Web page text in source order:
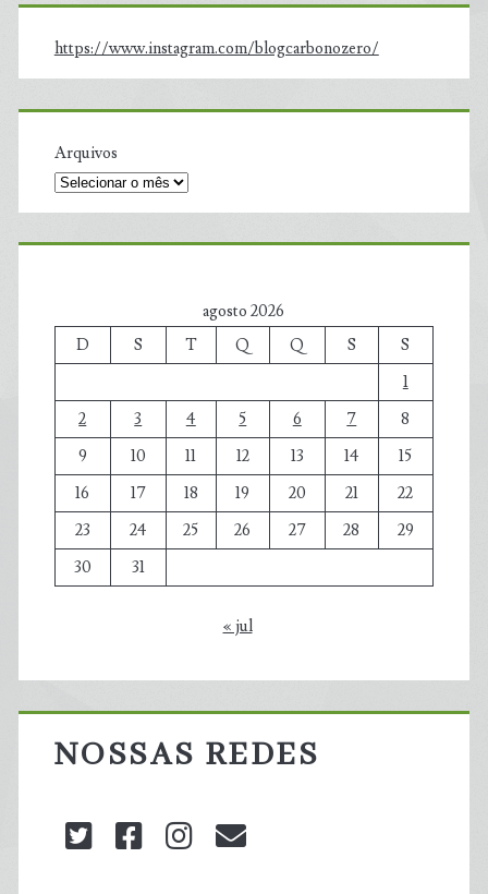
https://www.instagram.com/blogcarbonozero/
Arquivos
agosto 2026
D
S T Q Q S
S
1
2
3 4 5 6 7
8
9
10 11 12 13 14
15
16
17 18 19 20 21
22
23
24 25 26 27 28
29
30
31
« jul
NOSSAS REDES
twitterfacebookinstagram